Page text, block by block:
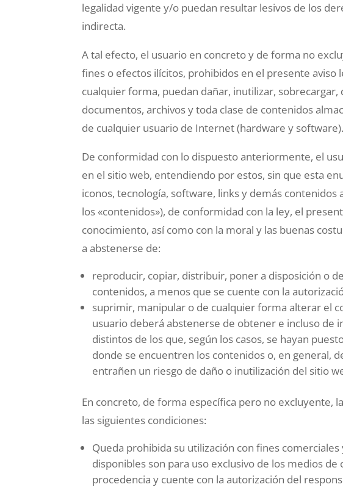
legalidad vigente y/o puedan resultar lesivos de los
indirecta.
A tal efecto, el usuario en concreto y de forma no
fines o efectos ilícitos, prohibidos en el presente
cualquier forma, puedan dañar, inutilizar,
documentos, archivos y toda clase de contenidos
de cualquier usuario de Internet (hardware y software).
De conformidad con lo dispuesto anteriormente, el
en el sitio web, entendiendo por estos, sin que esta
iconos, tecnología, software, links y demás
los «contenidos»), de conformidad con la ley, el
conocimiento, así como con la moral y las buenas
a abstenerse de:
reproducir, copiar, distribuir, poner a disposición o
contenidos, a menos que se cuente con la
suprimir, manipular o de cualquier forma alterar el
usuario deberá abstenerse de obtener e incluso
distintos de los que, según los casos, se hayan
donde se encuentren los contenidos o, en general,
entrañen un riesgo de daño o inutilización del sitio
En concreto, de forma específica pero no excluyente,
las siguientes condiciones:
Queda prohibida su utilización con fines
disponibles son para uso exclusivo de los medios
procedencia y cuente con la autorización del